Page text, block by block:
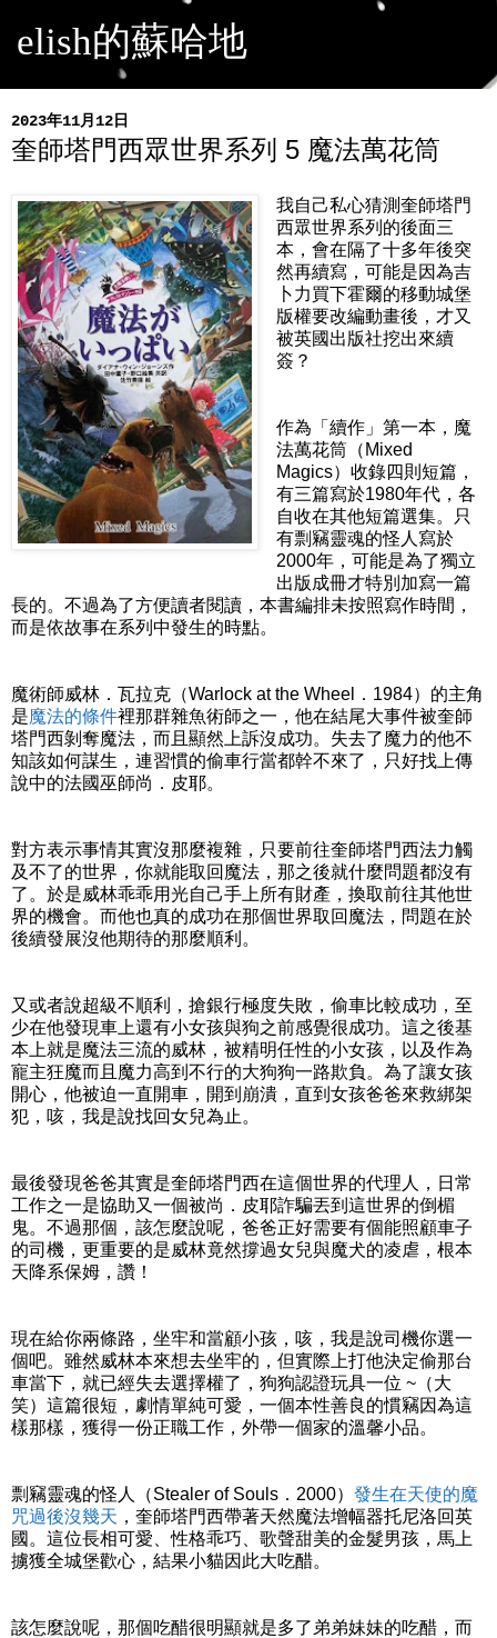
elish的蘇哈地
2023年11月12日
奎師塔門西眾世界系列 5 魔法萬花筒
我自己私心猜測奎師塔門
西眾世界系列的後面三
本，會在隔了十多年後突
然再續寫，可能是因為吉
卜力買下霍爾的移動城堡
版權要改編動畫後，才又
被英國出版社挖出來續
簽？
作為「續作」第一本，魔
法萬花筒（Mixed
Magics）收錄四則短篇，
有三篇寫於1980年代，各
自收在其他短篇選集。只
有剽竊靈魂的怪人寫於
2000年，可能是為了獨立
出版成冊才特別加寫一篇
長的。不過為了方便讀者閱讀，本書編排未按照寫作時間，
而是依故事在系列中發生的時點。
魔術師威林．瓦拉克（Warlock at the Wheel．1984）的主角
是魔法的條件裡那群雜魚術師之一，他在結尾大事件被奎師
塔門西剝奪魔法，而且顯然上訴沒成功。失去了魔力的他不
知該如何謀生，連習慣的偷車行當都幹不來了，只好找上傳
說中的法國巫師尚．皮耶。
對方表示事情其實沒那麼複雜，只要前往奎師塔門西法力觸
及不了的世界，你就能取回魔法，那之後就什麼問題都沒有
了。於是威林乖乖用光自己手上所有財產，換取前往其他世
界的機會。而他也真的成功在那個世界取回魔法，問題在於
後續發展沒他期待的那麼順利。
又或者說超級不順利，搶銀行極度失敗，偷車比較成功，至
少在他發現車上還有小女孩與狗之前感覺很成功。這之後基
本上就是魔法三流的威林，被精明任性的小女孩，以及作為
寵主狂魔而且魔力高到不行的大狗狗一路欺負。為了讓女孩
開心，他被迫一直開車，開到崩潰，直到女孩爸爸來救綁架
犯，咳，我是說找回女兒為止。
最後發現爸爸其實是奎師塔門西在這個世界的代理人，日常
工作之一是協助又一個被尚．皮耶詐騙丟到這世界的倒楣
鬼。不過那個，該怎麼說呢，爸爸正好需要有個能照顧車子
的司機，更重要的是威林竟然撐過女兒與魔犬的凌虐，根本
天降系保姆，讚！
現在給你兩條路，坐牢和當顧小孩，咳，我是說司機你選一
個吧。雖然威林本來想去坐牢的，但實際上打他決定偷那台
車當下，就已經失去選擇權了，狗狗認證玩具一位 ~（大
笑）這篇很短，劇情單純可愛，一個本性善良的慣竊因為這
樣那樣，獲得一份正職工作，外帶一個家的溫馨小品。
剽竊靈魂的怪人（Stealer of Souls．2000） 發生在天使的魔
咒過後沒幾天 ，奎師塔門西帶著天然魔法增幅器托尼洛回英
國。這位長相可愛、性格乖巧、歌聲甜美的金髮男孩，馬上
擄獲全城堡歡心，結果小貓因此大吃醋。
該怎麼說呢，那個吃醋很明顯就是多了弟弟妹妹的吃醋，而